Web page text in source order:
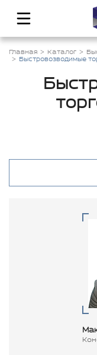
Главная Каталог
Быстровозводимые